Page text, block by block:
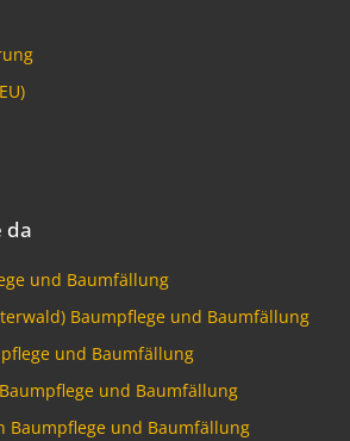
da
und Baumfällung
Baumpflege und Baumfällung
und Baumfällung
und Baumfällung
Baumpflege und Baumfällung